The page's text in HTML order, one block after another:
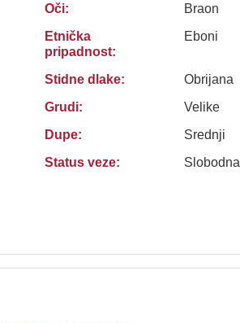
Oči:
Braon
Etnička
pripadnost:
Eboni
Stidne dlake:
Obrijana
Grudi:
Velike
Dupe:
Srednji
Status veze:
Slobodna